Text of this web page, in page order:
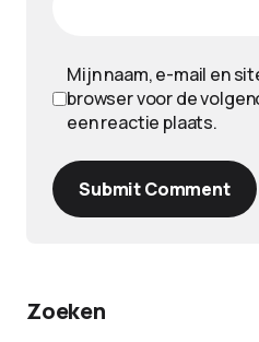
Mijn naam, e-mail en
browser voor de
een reactie plaats.
Submit Comment
Zoeken